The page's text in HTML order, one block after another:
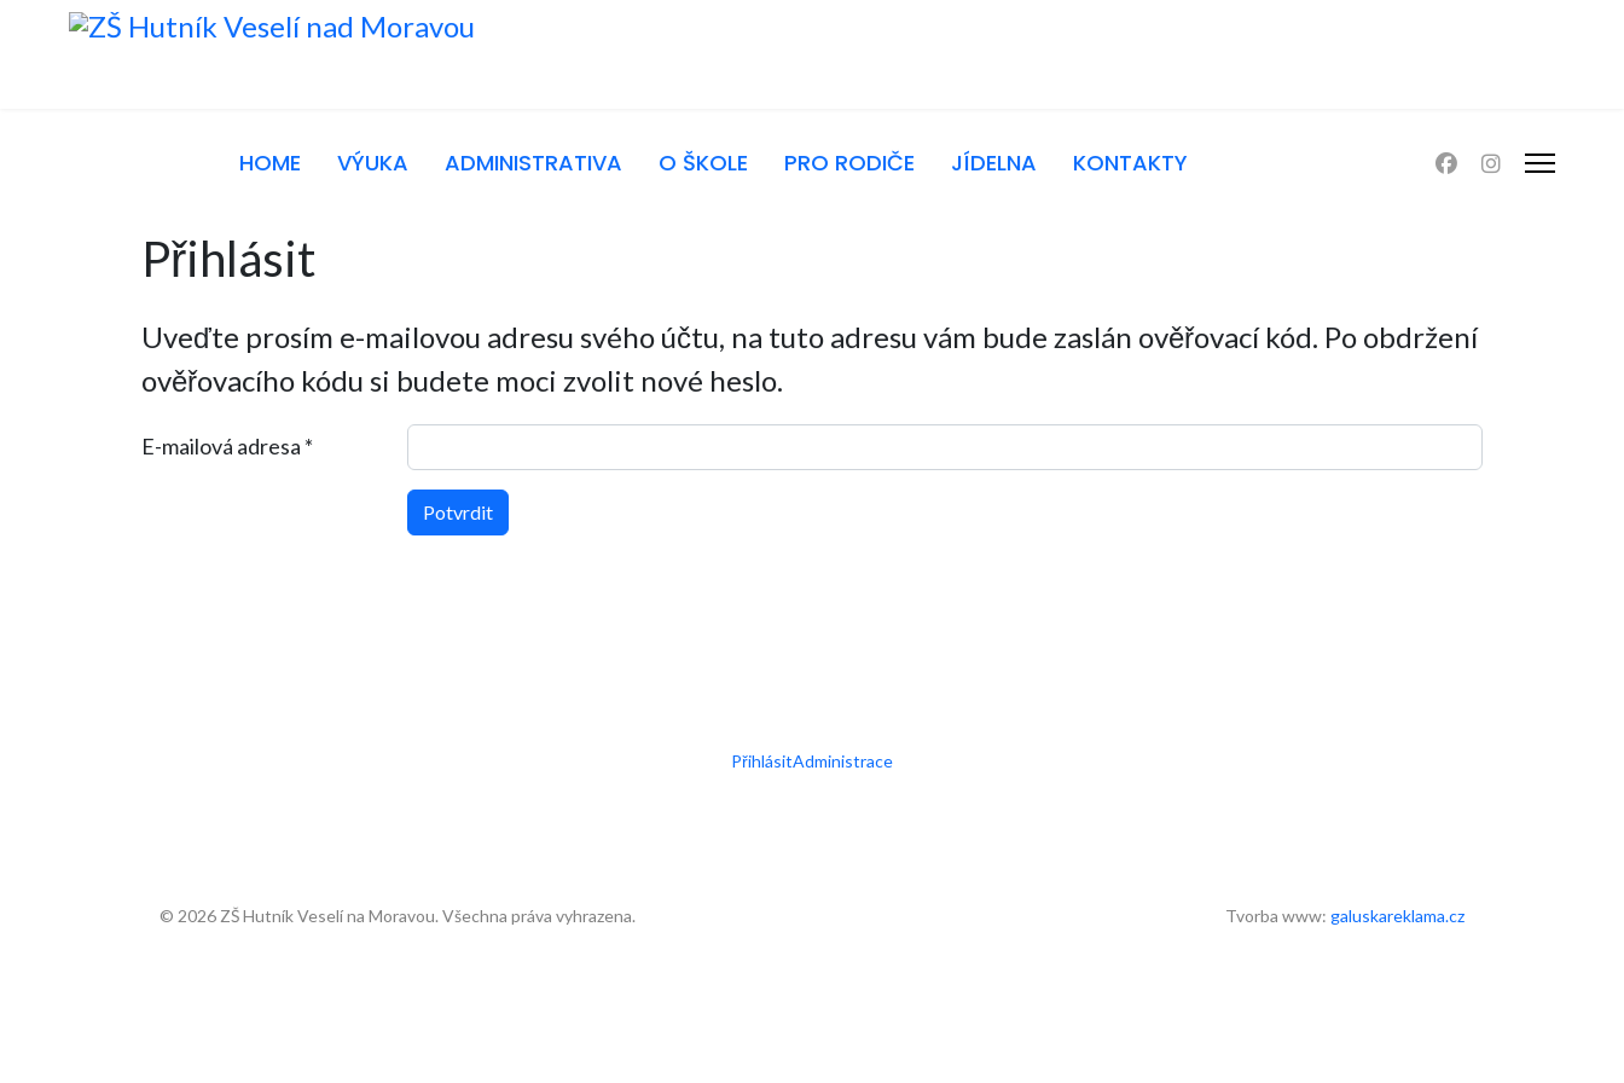
HOME VÝUKA ADMINISTRATIVA O ŠKOLE PRO RODIČE JÍDELNA KONTAKTY
Přihlásit
Uveďte prosím e-mailovou adresu svého účtu, na tuto adresu vám bude zaslán ověřovací kód. Po obdržení
ověřovacího kódu si budete moci zvolit nové heslo.
E-mailová adresa *
Potvrdit
PřihlásitAdministrace
© 2026 ZŠ Hutník Veselí na Moravou. Všechna práva vyhrazena. Tvorba www: galuskareklama.cz